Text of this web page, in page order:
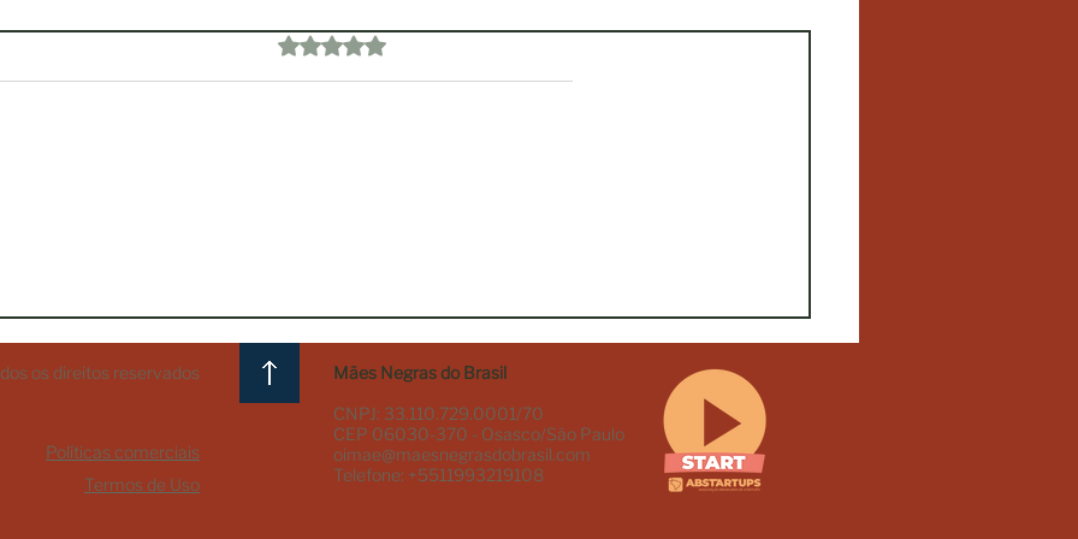
Avaliado com 0 de 5 estrelas.
os direitos reservados
Políticas comerciais
Termos de Uso
Mães Negras do Brasil
CNPJ: 33.110.729.0001/70
CEP 06030-370 - Osasco/São Paulo
oimae@maesnegrasdobrasil.com
Telefone: +5511993219108